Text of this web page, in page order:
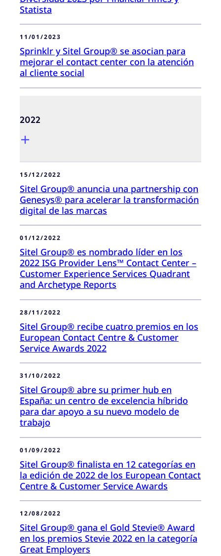
Statista
11/01/2023
Sprinklr y Sitel Group® se asocian para
mejorar el contact center con la atención
al cliente social
2022
15/12/2022
Sitel Group® anuncia una partnership con
Genesys® para acelerar la transformación
digital de las marcas
01/12/2022
Sitel Group® es nombrado líder en los
2022 ISG Provider Lens™ Contact Center –
Customer Experience Services Quadrant
and Archetype Reports
28/11/2022
Sitel Group® recibe cuatro premios en los
European Contact Centre & Customer
Service Awards 2022
31/10/2022
Sitel Group® abre su primer hub en
España: un centro de excelencia híbrido
para dar apoyo a su nuevo modelo de
trabajo
01/09/2022
Sitel Group® finalista en 12 categorías en
la edición de 2022 de los European Contact
Centre & Customer Service Awards
12/08/2022
Sitel Group® gana el Gold Stevie® Award
en los premios Stevie 2022 en la categoría
Great Employers